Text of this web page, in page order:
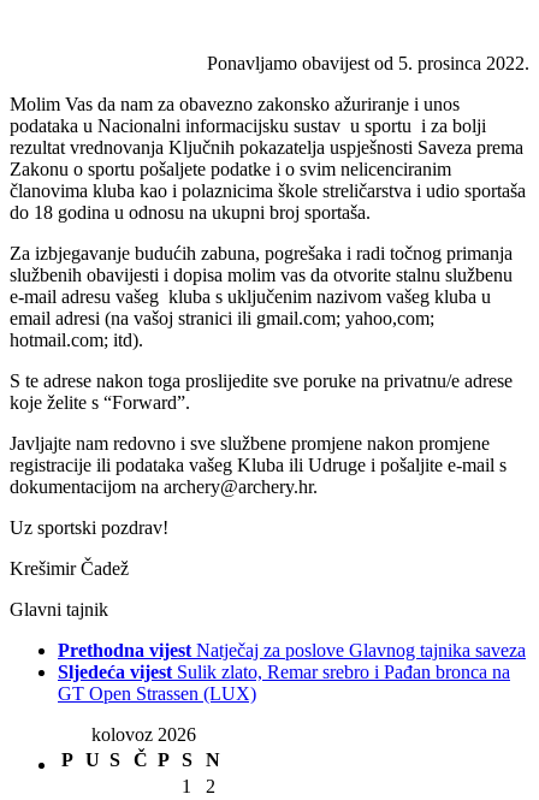
Ponavljamo obavijest od 5. prosinca 2022.
Molim Vas da nam za obavezno zakonsko ažuriranje i unos
podataka u Nacionalni informacijsku sustav u sportu i za bolji
rezultat vrednovanja Ključnih pokazatelja uspješnosti Saveza prema
Zakonu o sportu pošaljete podatke i o svim nelicenciranim
članovima kluba kao i polaznicima škole streličarstva i udio sportaša
do 18 godina u odnosu na ukupni broj sportaša.
Za izbjegavanje budućih zabuna, pogrešaka i radi točnog primanja
službenih obavijesti i dopisa molim vas da otvorite stalnu službenu
e-mail adresu vašeg kluba s uključenim nazivom vašeg kluba u
email adresi (na vašoj stranici ili gmail.com; yahoo,com;
hotmail.com; itd).
S te adrese nakon toga proslijedite sve poruke na privatnu/e adrese
koje želite s “Forward”.
Javljajte nam redovno i sve službene promjene nakon promjene
registracije ili podataka vašeg Kluba ili Udruge i pošaljite e-mail s
dokumentacijom na archery@archery.hr.
Uz sportski pozdrav!
Krešimir Čadež
Glavni tajnik
Prethodna vijest Natječaj za poslove Glavnog tajnika saveza
Sljedeća vijest Sulik zlato, Remar srebro i Pađan bronca na
GT Open Strassen (LUX)
kolovoz 2026
P U S Č P S
N
1
2